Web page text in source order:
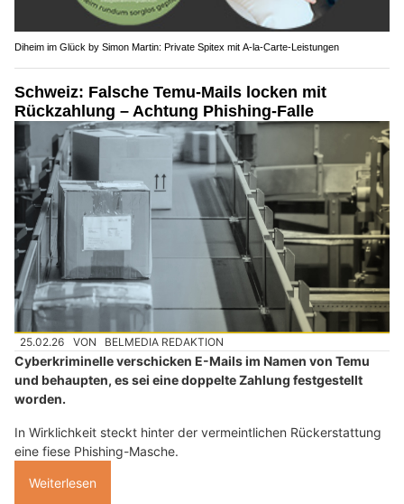
Diheim im Glück by Simon Martin: Private Spitex mit A-la-Carte-Leistungen
Schweiz: Falsche Temu-Mails locken mit
Rückzahlung – Achtung Phishing-Falle
25.02.26 VON BELMEDIA REDAKTION
Cyberkriminelle verschicken E-Mails im Namen von Temu
und behaupten, es sei eine doppelte Zahlung festgestellt
worden.
In Wirklichkeit steckt hinter der vermeintlichen Rückerstattung
eine fiese Phishing-Masche.
Weiterlesen